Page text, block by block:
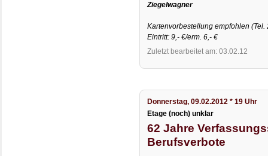
Ziegelwagner
Kartenvorbestellung empfohlen (Tel.
Eintritt: 9,- €/erm. 6,- €
Zuletzt bearbeitet am: 03.02.12
Donnerstag, 09.02.2012 * 19 Uhr
Etage (noch) unklar
62 Jahre
Berufsverbote